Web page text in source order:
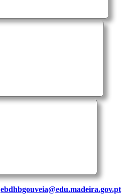
ebdhbgouveia@edu.madeira.gov.pt